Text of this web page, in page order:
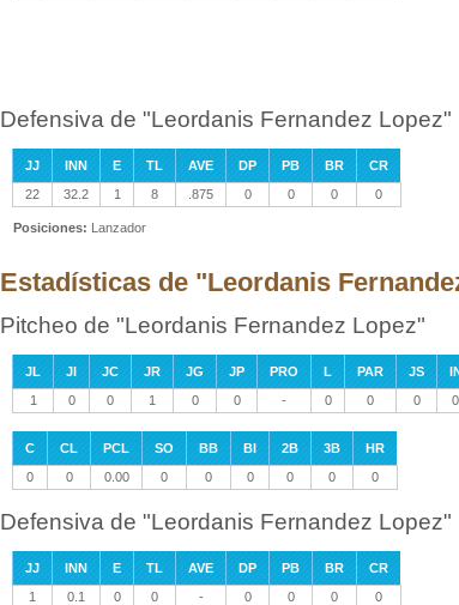
Defensiva de "Leordanis Fernandez Lopez"
JJ INN E TL AVE DP PB BR
CR
22
32.2 1 8 .875 0 0 0 0
Posiciones: Lanzador
Estadísticas de "Leordanis
Pitcheo de "Leordanis Fernandez Lopez"
JL JI JC JR JG JP PRO L PAR JS
1
0 0 1 0 0 - 0 0 0
C CL PCL SO BB BI 2B 3B
HR
0
0 0.00 0 0 0 0 0 0
Defensiva de "Leordanis Fernandez Lopez"
JJ INN E TL AVE DP PB BR
CR
1
0.1 0 0 - 0 0 0 0